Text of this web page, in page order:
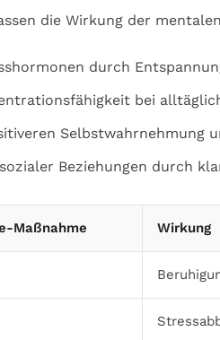
die Wirkung der
durch
bei
Selbstwahrnehmung
Beziehungen durch
Maßnahme Wirkung